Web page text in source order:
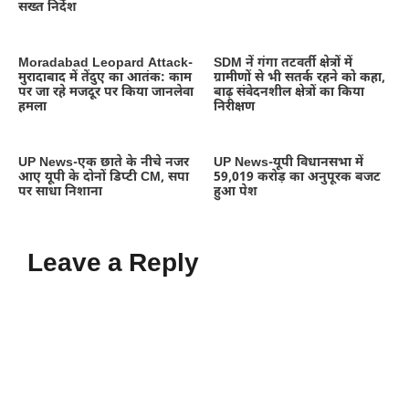
सख्त निर्देश
Moradabad Leopard Attack-
मुरादाबाद में तेंदुए का आतंक: काम
पर जा रहे मजदूर पर किया जानलेवा
हमला
SDM नें गंगा तटवर्ती क्षेत्रों में
ग्रामीणों से भी सतर्क रहने को कहा,
बाढ़ संवेदनशील क्षेत्रों का किया
निरीक्षण
UP News-एक छाते के नीचे नजर
आए यूपी के दोनों डिप्टी CM, सपा
पर साधा निशाना
UP News-यूपी विधानसभा में
59,019 करोड़ का अनुपूरक बजट
हुआ पेश
Leave a Reply